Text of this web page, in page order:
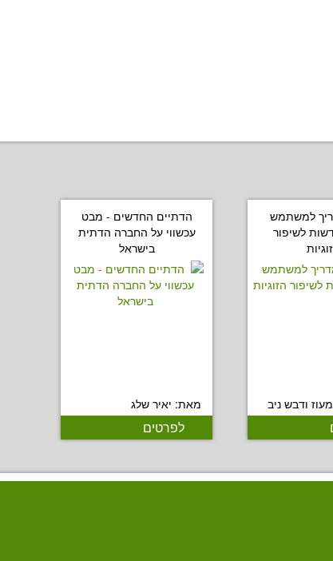
למשתמש
לשיפור
ודבש ניב
הדתיים החדשים - מבט
עכשווי על החברה הדתית
בישראל
מאת: יאיר שלג
לפרטים